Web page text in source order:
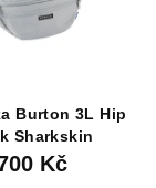
Burton 3L Hip
Sharkskin
Kč